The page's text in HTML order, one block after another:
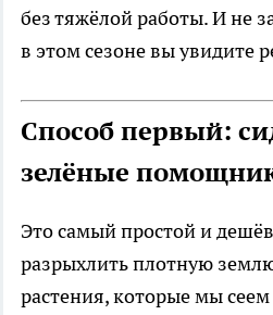
без тяжёлой работы. И не
в этом сезоне вы увидите
Способ первый:
зелёные
Это самый простой и
разрыхлить плотную
растения, которые мы